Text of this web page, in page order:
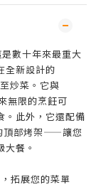
數十年來最重大
全新設計的
炒菜。它與
無限的烹飪可
。此外，它還配備
頂部烤架——讓您
餐。
拓展您的菜單